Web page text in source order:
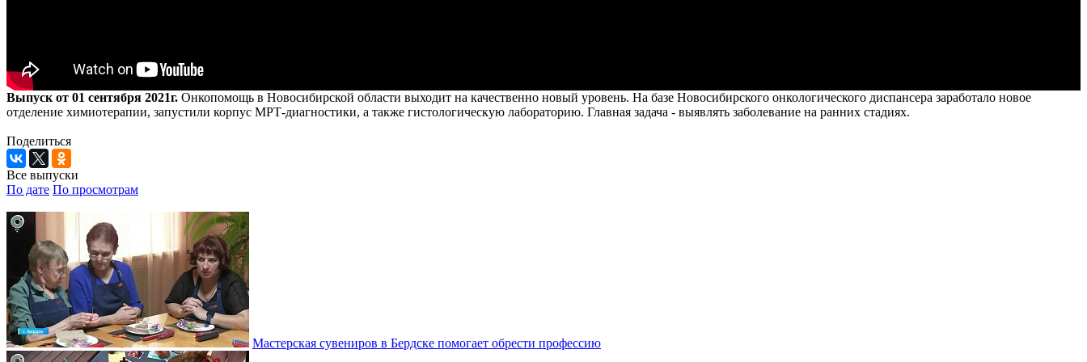
Выпуск от 01 сентября 2021г. Онкопомощь в Новосибирской области выходит на качественно новый уровень. На базе Новосибирского онкологического диспансера заработало новое
отделение химиотерапии, запустили корпус МРТ-диагностики, а также гистологическую лабораторию. Главная задача - выявлять заболевание на ранних стадиях.
Поделиться
Все выпуски
По дате По просмотрам
Мастерская сувениров в Бердске помогает обрести профессию